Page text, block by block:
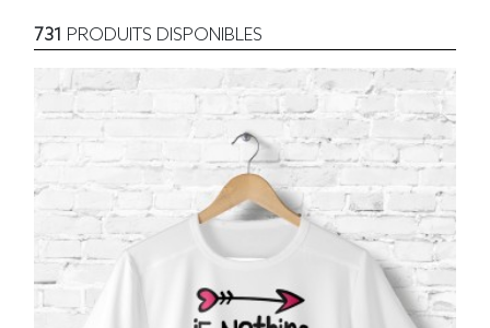
731 PRODUITS DISPONIBLES